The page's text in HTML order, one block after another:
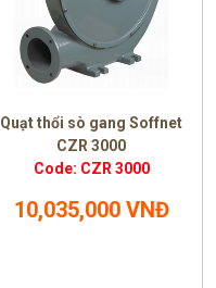
Quạt thổi sò gang Soffnet
CZR 3000
Code: CZR 3000
10,035,000 VNĐ